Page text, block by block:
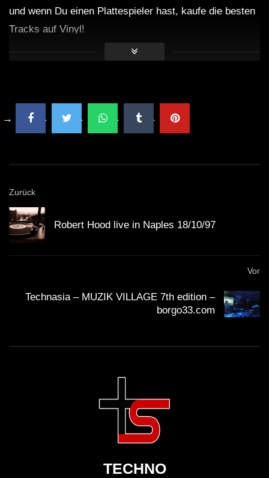
und wenn Du einen Plattespieler hast, kaufe die besten
Tracks auf Vinyl!
Zurück
Robert Hood live in Naples 18/10/97
Vor
Technasia – MUZIK VILLAGE 7th edition –
borgo33.com
TECHNO